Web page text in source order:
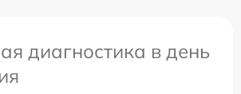
диагностика в день